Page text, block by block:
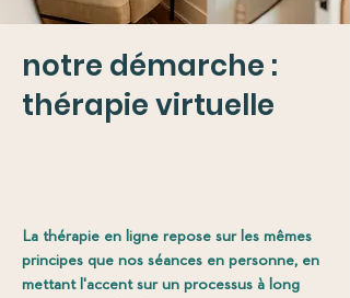
notre démarche :
thérapie virtuelle
La thérapie en ligne repose sur les mêmes
principes que nos séances en personne, en
mettant l'accent sur un processus à long